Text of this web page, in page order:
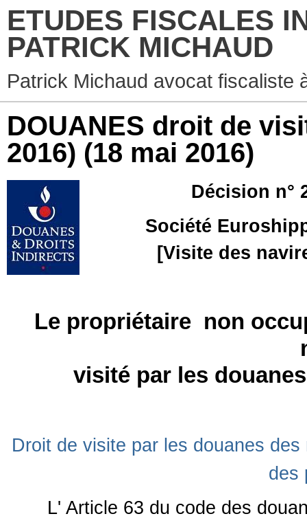
ETUDES FISCALES
PATRICK MICHAUD
Patrick Michaud avocat fiscaliste
DOUANES droit de
2016) (18 mai 2016)
Décision n°
Société
[Visite des
Le propriétaire non
visité par les
Droit de visite par les douanes
des
L' Article 63 du code des